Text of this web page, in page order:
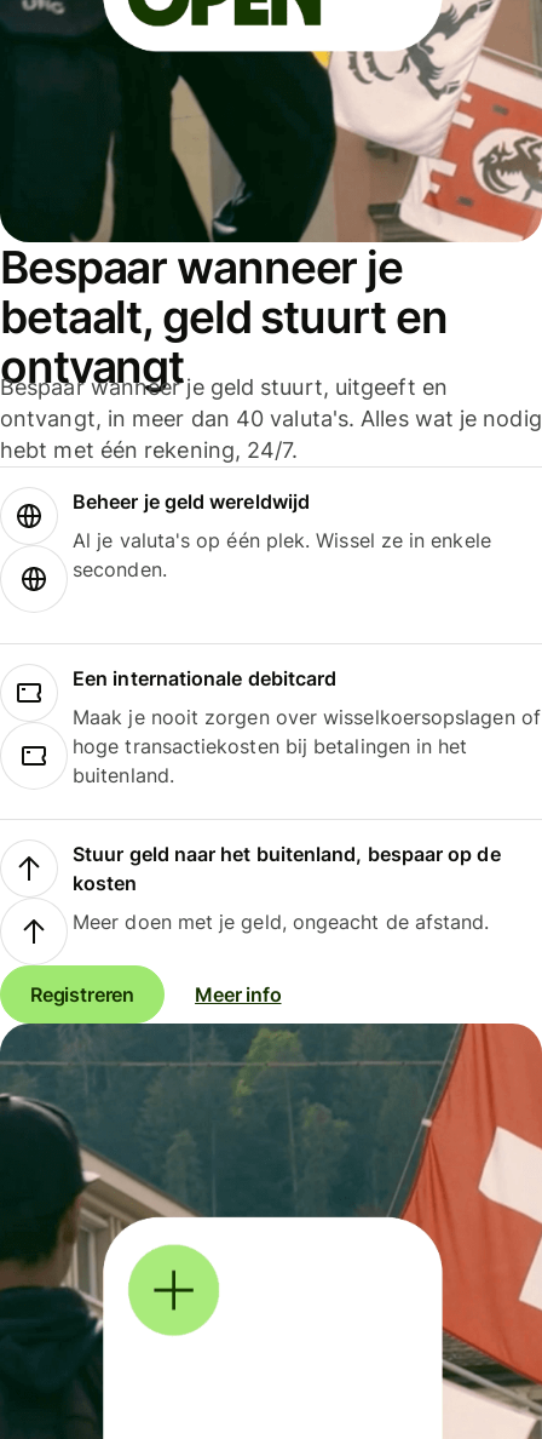
Bespaar wanneer je
betaalt, geld stuurt en
ontvangt
Bespaar wanneer je geld stuurt, uitgeeft en
ontvangt, in meer dan 40 valuta's. Alles wat je nodig
hebt met één rekening, 24/7.
Beheer je geld wereldwijd
Al je valuta's op één plek. Wissel ze in enkele
seconden.
Een internationale debitcard
Maak je nooit zorgen over wisselkoersopslagen of
hoge transactiekosten bij betalingen in het
buitenland.
Stuur geld naar het buitenland, bespaar op de
kosten
Meer doen met je geld, ongeacht de afstand.
Registreren Meer info